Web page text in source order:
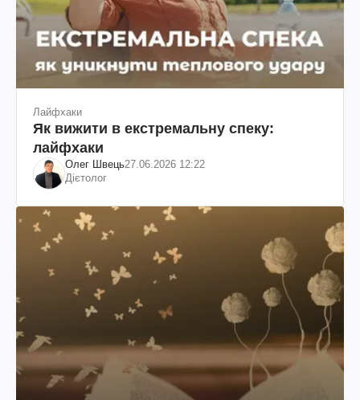
Лайфхаки
Як вижити в екстремальну спеку:
лайфхаки
Олег Швець27.06.2026 12:22
Дієтолог